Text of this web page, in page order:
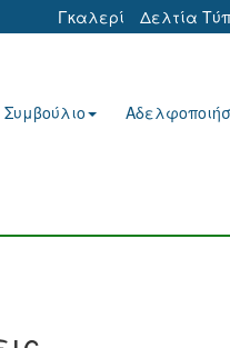
Γκαλερί Δελτία
Συμβούλιο